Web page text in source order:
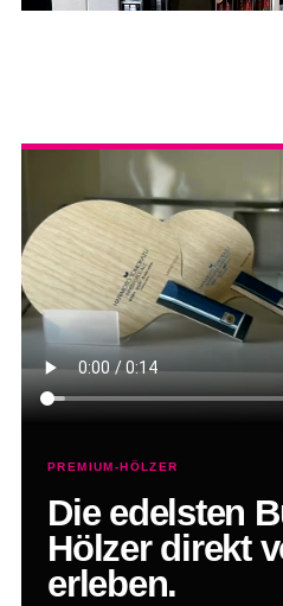
PREMIUM-HÖLZER
Die edelsten
Hölzer direkt
erleben.